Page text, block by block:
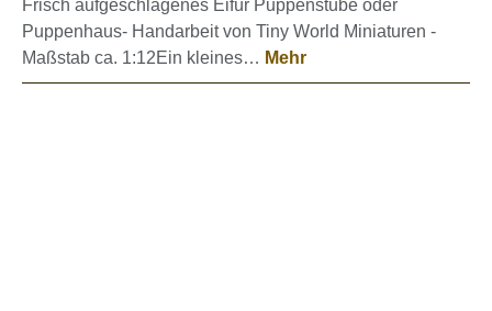
Frisch aufgeschlagenes Eifür Puppenstube oder
Puppenhaus- Handarbeit von Tiny World Miniaturen -
Maßstab ca. 1:12Ein kleines… Mehr